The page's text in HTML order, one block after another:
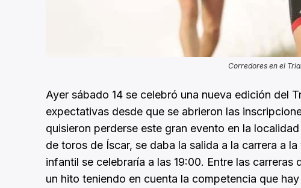
Corredores en el
Ayer sábado 14 se celebró una nueva edición del
expectativas desde que se abrieron las
quisieron perderse este gran evento en la
de toros de Íscar, se daba la salida a la carrera a
infantil se celebraría a las 19:00. Entre las
un hito teniendo en cuenta la competencia que